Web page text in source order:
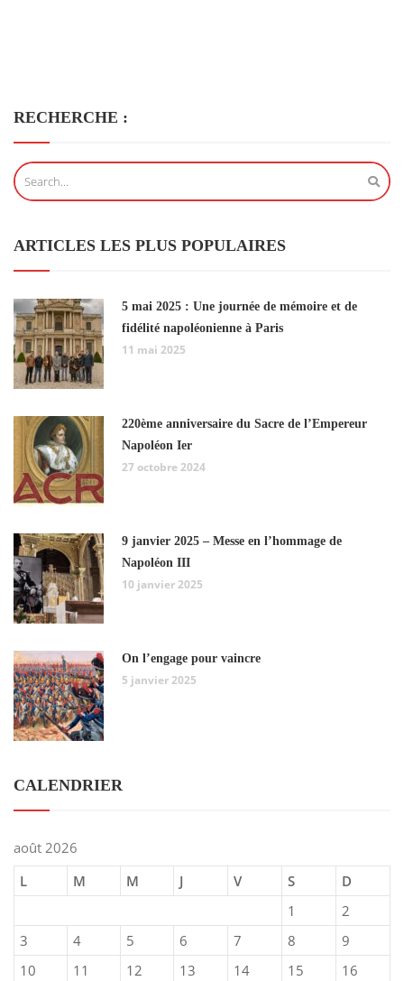
RECHERCHE :
ARTICLES LES PLUS POPULAIRES
5 mai 2025 : Une journée de mémoire et de
fidélité napoléonienne à Paris
11 mai 2025
220ème anniversaire du Sacre de l’Empereur
Napoléon Ier
27 octobre 2024
9 janvier 2025 – Messe en l’hommage de
Napoléon III
10 janvier 2025
On l’engage pour vaincre
5 janvier 2025
CALENDRIER
août 2026
L
M M J V S
D
1
2
3
4 5 6 7 8
9
10
11 12 13 14 15
16